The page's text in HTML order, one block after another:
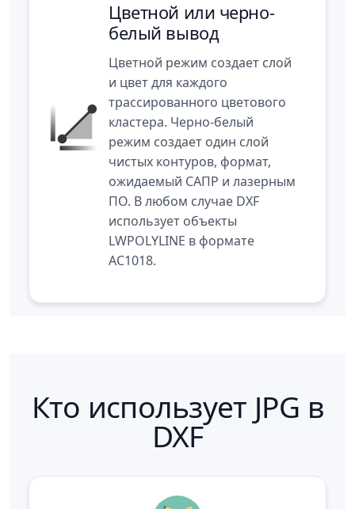
Цветной или черно-
белый вывод
Цветной режим создает слой
и цвет для каждого
трассированного цветового
кластера. Черно-белый
режим создает один слой
чистых контуров, формат,
ожидаемый САПР и лазерным
ПО. В любом случае DXF
использует объекты
LWPOLYLINE в формате
AC1018.
Кто использует JPG в
DXF